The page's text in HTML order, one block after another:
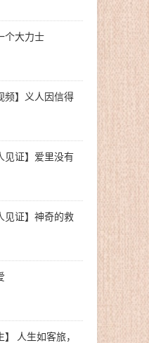
个大力士
频】义人因信得
见证】爱里没有
见证】神奇的救
】 人生如客旅，